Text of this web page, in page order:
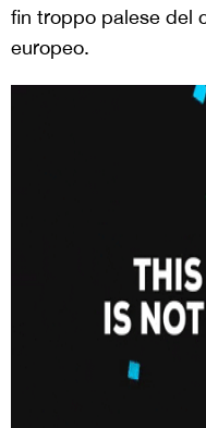
fin troppo palese del
europeo.